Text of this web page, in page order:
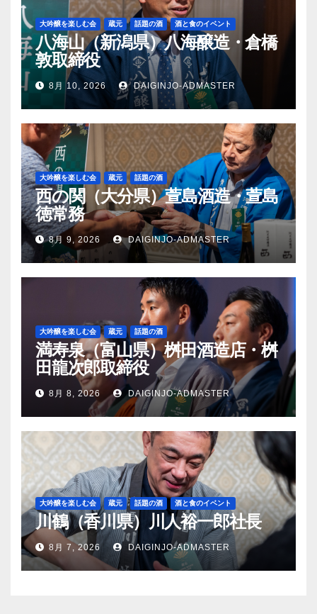
大吟醸を楽しむ会 蔵元 話題の酒 酒と食のイベント
八海山（新潟県）八海醸造・倉橋
敦取締役
8月 10, 2026 DAIGINJO-ADMASTER
大吟醸を楽しむ会 蔵元 話題の酒
西の関（大分県）萱島酒造・萱島
徳常務
8月 9, 2026 DAIGINJO-ADMASTER
大吟醸を楽しむ会 蔵元 話題の酒
満寿泉（富山県）桝田酒造店・桝
田龍次郎取締役
8月 8, 2026 DAIGINJO-ADMASTER
大吟醸を楽しむ会 蔵元 話題の酒 酒と食のイベント
川鶴（香川県）川人裕一郎社長
8月 7, 2026 DAIGINJO-ADMASTER